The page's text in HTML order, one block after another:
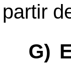
partir
G)